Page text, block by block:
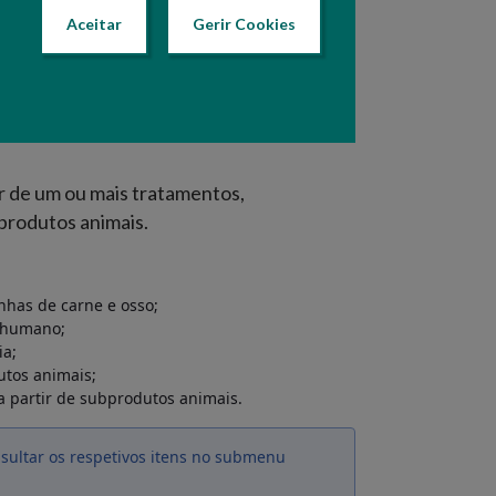
Aceitar Gerir Cookies
peixes de criação);
um ou mais tratamentos,
animais.
de carne e osso;
animais;
partir de subprodutos animais.
os respetivos itens no submenu